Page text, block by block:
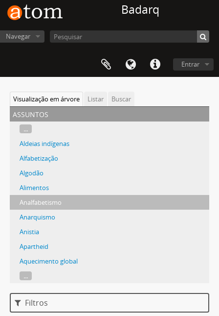
Badarq
Navegar
Entrar
Visualização em árvore Listar Buscar
assuntos
...
Aldeias indígenas
Alfabetização
Algodão
Alimentos
Analfabetismo
Anarquismo
Anistia
Apartheid
Aquecimento global
...
Filtros